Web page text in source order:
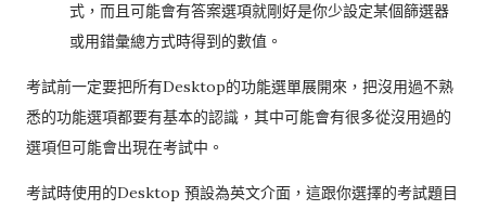
式，而且可能會有答案選項就剛好是你少設定某個篩選器
或用錯彙總方式時得到的數值。
考試前一定要把所有Desktop的功能選單展開來，把沒用過不熟
悉的功能選項都要有基本的認識，其中可能會有很多從沒用過的
選項但可能會出現在考試中。
考試時使用的Desktop 預設為英文介面，這跟你選擇的考試題目